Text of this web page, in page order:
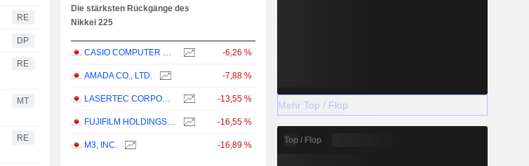
RE
DP
RE
MT
RE
Die stärksten Rückgänge des
Nikkei 225
CASIO COMPUTER CO.,LTD. -6,26 %
AMADA CO., LTD. -7,88 %
LASERTEC CORPORATION -13,55 %
FUJIFILM HOLDINGS CORPORATION -16,55 %
M3, INC. -16,89 %
Mehr Top / Flop
Top / Flop